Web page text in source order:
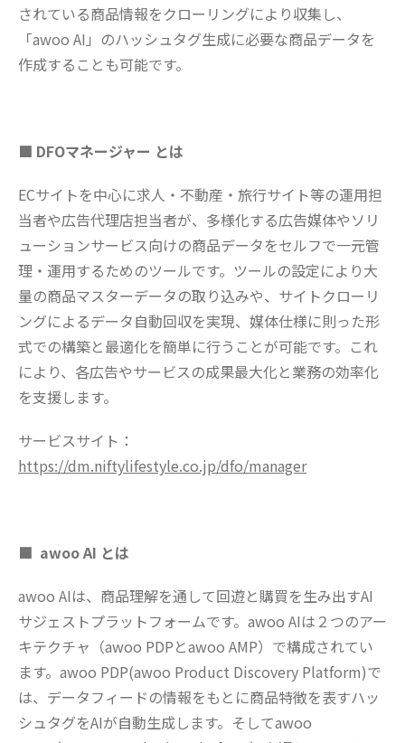
されている商品情報をクローリングにより収集し、
「awoo AI」のハッシュタグ生成に必要な商品データを
作成することも可能です。
■ DFOマネージャー とは
ECサイトを中心に求人・不動産・旅行サイト等の運用担
当者や広告代理店担当者が、多様化する広告媒体やソリ
ューションサービス向けの商品データをセルフで一元管
理・運用するためのツールです。ツールの設定により大
量の商品マスターデータの取り込みや、サイトクローリ
ングによるデータ自動回収を実現、媒体仕様に則った形
式での構築と最適化を簡単に行うことが可能です。これ
により、各広告やサービスの成果最大化と業務の効率化
を支援します。
サービスサイト：
https://dm.niftylifestyle.co.jp/dfo/manager
■ awoo AI とは
awoo AIは、商品理解を通して回遊と購買を生み出すAI
サジェストプラットフォームです。awoo AIは２つのアー
キテクチャ（awoo PDPとawoo AMP）で構成されてい
ます。awoo PDP(awoo Product Discovery Platform)で
は、データフィードの情報をもとに商品特徴を表すハッ
シュタグをAIが自動生成します。そしてawoo